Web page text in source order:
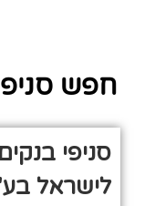
חפש
סניפי
לישראל